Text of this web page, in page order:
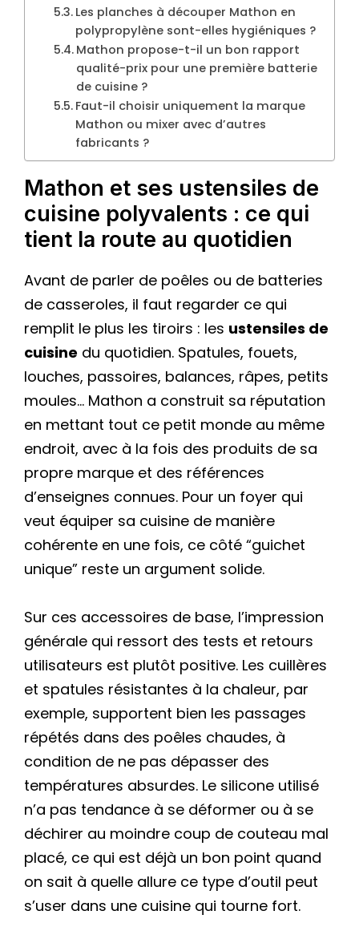
Les planches à découper Mathon en
polypropylène sont-elles hygiéniques ?
Mathon propose-t-il un bon rapport
qualité-prix pour une première batterie
de cuisine ?
Faut-il choisir uniquement la marque
Mathon ou mixer avec d’autres
fabricants ?
Mathon et ses ustensiles de
cuisine polyvalents : ce qui
tient la route au quotidien
Avant de parler de poêles ou de batteries
de casseroles, il faut regarder ce qui
remplit le plus les tiroirs : les ustensiles de
cuisine du quotidien. Spatules, fouets,
louches, passoires, balances, râpes, petits
moules… Mathon a construit sa réputation
en mettant tout ce petit monde au même
endroit, avec à la fois des produits de sa
propre marque et des références
d’enseignes connues. Pour un foyer qui
veut équiper sa cuisine de manière
cohérente en une fois, ce côté “guichet
unique” reste un argument solide.
Sur ces accessoires de base, l’impression
générale qui ressort des tests et retours
utilisateurs est plutôt positive. Les cuillères
et spatules résistantes à la chaleur, par
exemple, supportent bien les passages
répétés dans des poêles chaudes, à
condition de ne pas dépasser des
températures absurdes. Le silicone utilisé
n’a pas tendance à se déformer ou à se
déchirer au moindre coup de couteau mal
placé, ce qui est déjà un bon point quand
on sait à quelle allure ce type d’outil peut
s’user dans une cuisine qui tourne fort.